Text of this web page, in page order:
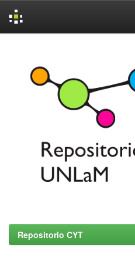
Repositorio CYT